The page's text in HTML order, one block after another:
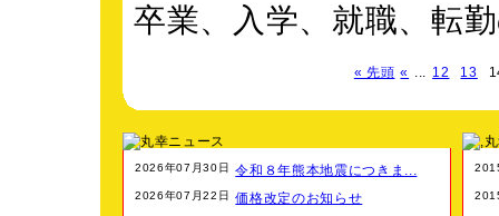
卒業、入学、就職、転
春のご挨拶や、お礼の
て丸幸の美味しい
ラーメンを送りません
« 先頭 « ... 12 13
2026年07月30日 令和８年熊本地震につきま...
2026年07月22日 価格改定のお知らせ